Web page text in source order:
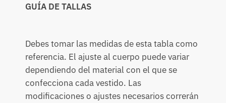
GUÍA DE TALLAS
Debes tomar las medidas de esta tabla como
referencia. El ajuste al cuerpo puede variar
dependiendo del material con el que se
confecciona cada vestido. Las
modificaciones o ajustes necesarios correrán